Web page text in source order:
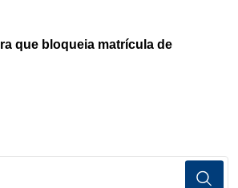
que bloqueia matrícula de